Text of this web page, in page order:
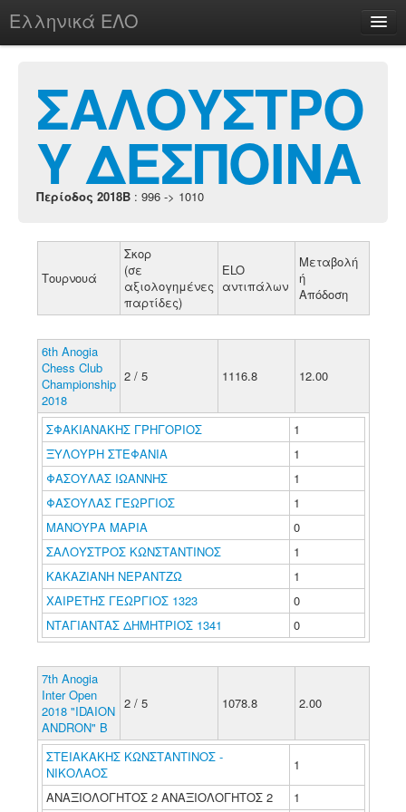
Ελληνικά ΕΛΟ
chesstu.be @ discord
ΣΑΛΟΥΣΤΡΟ
Υ ΔΕΣΠΟΙΝΑ
Περίοδος 2018B : 996 -> 1010
Τουρνουά
Σκορ
(σε
αξιολογημένες
παρτίδες)
ELO
αντιπάλων
Μεταβολή
ή
Απόδοση
6th Anogia
Chess Club
Championship
2018
2 / 5 1116.8 12.00
ΣΦΑΚΙΑΝΑΚΗΣ ΓΡΗΓΟΡΙΟΣ
1
ΞΥΛΟΥΡΗ ΣΤΕΦΑΝΙΑ
1
ΦΑΣΟΥΛΑΣ ΙΩΑΝΝΗΣ
1
ΦΑΣΟΥΛΑΣ ΓΕΩΡΓΙΟΣ
1
ΜΑΝΟΥΡΑ ΜΑΡΙΑ
0
ΣΑΛΟΥΣΤΡΟΣ ΚΩΝΣΤΑΝΤΙΝΟΣ
1
ΚΑΚΑΖΙΑΝΗ ΝΕΡΑΝΤΖΩ
1
ΧΑΙΡΕΤΗΣ ΓΕΩΡΓΙΟΣ 1323
0
ΝΤΑΓΙΑΝΤΑΣ ΔΗΜΗΤΡΙΟΣ 1341
0
7th Anogia
Inter Open
2018 "IDAION
ANDRON" B
2 / 5 1078.8 2.00
ΣΤΕΙΑΚΑΚΗΣ ΚΩΝΣΤΑΝΤΙΝΟΣ -
ΝΙΚΟΛΑΟΣ
1
ΑΝΑΞΙΟΛΟΓΗΤΟΣ 2 ΑΝΑΞΙΟΛΟΓΗΤΟΣ 2
1